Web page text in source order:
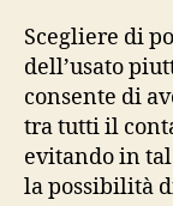
Scegliere di
dell’usato
consente di
tra tutti il
evitando in
la possibilità